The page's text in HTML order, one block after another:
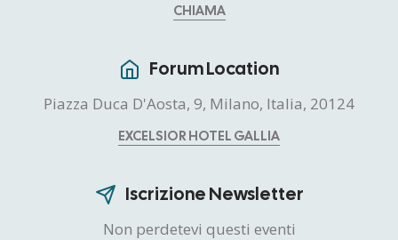
CHIAMA
Forum Location
Piazza Duca D'Aosta, 9, Milano, Italia, 20124
EXCELSIOR HOTEL GALLIA
Iscrizione Newsletter
Non perdetevi questi eventi